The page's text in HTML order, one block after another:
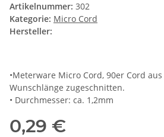
Artikelnummer: 302
Kategorie: Micro Cord
Hersteller:
•Meterware Micro Cord, 90er Cord
Wunschlänge zugeschnitten.
• Durchmesser: ca. 1,2mm
0,29 €